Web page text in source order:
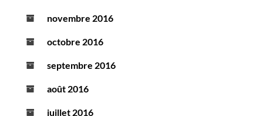
novembre 2016
octobre 2016
septembre 2016
août 2016
juillet 2016